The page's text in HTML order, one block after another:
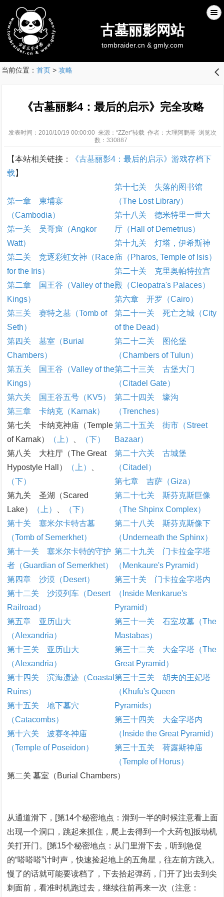
古墓丽影网站
tombraider.cn & gmly.com
当前位置： 首页> 攻略 󰊒
《古墓丽影4：最后的启示》完全攻略
发表时间：2010/10/19 00:00:00 来源：“ZZer”转载 作者：大理阿鹏哥 浏览次
数：330887
【本站相关链接：
《古墓丽影4：最后的启示》游戏存档下
载 】
第一章 柬埔寨
（Cambodia）
第一关 吴哥窟（Angkor
Watt）
第二关 竞逐彩虹女神（Race
for the Iris）
第二章 国王谷（Valley of the
Kings）
第三关 赛特之墓（Tomb of
Seth）
第四关 墓室（Burial
Chambers）
第五关 国王谷（Valley of the
Kings）
第六关 国王谷五号（KV5）
第三章 卡纳克（Karnak）
第七关 卡纳克神庙（Temple
of Karnak）
（上）
（下）
第八关 大柱厅（The Great
Hypostyle Hall）
（上）
（下）
第九关 圣湖（Scared
Lake）
（上）
（下）
第十关 塞米尔卡特古墓
（Tomb of Semerkhet）
第十一关 塞米尔卡特的守护
者（Guardian of Semerkhet）
第四章 沙漠（Desert）
第十二关 沙漠列车（Desert
Railroad）
第五章 亚历山大
（Alexandria）
第十三关 亚历山大
（Alexandria）
第十四关 滨海遗迹（Coastal
Ruins）
第十五关 地下墓穴
（Catacombs）
第十六关 波赛冬神庙
（Temple of Poseidon）
第十七关 失落的图书馆
（The Lost Library）
第十八关 德米特里一世大
厅（Hall of Demetrius）
第十九关 灯塔，伊希斯神
庙（Pharos, Temple of Isis）
第二十关 克里奥帕特拉宫
殿（Cleopatra's Palaces）
第六章 开罗（Cairo）
第二十一关 死亡之城（City
of the Dead）
第二十二关 图伦堡
（Chambers of Tulun）
第二十三关 古堡大门
（Citadel Gate）
第二十四关 壕沟
（Trenches）
第二十五关 街市（Street
Bazaar）
第二十六关 古城堡
（Citadel）
第七章 吉萨（Giza）
第二十七关 斯芬克斯巨像
（The Shpinx Complex）
第二十八关 斯芬克斯像下
（Underneath the Sphinx）
第二十九关 门卡拉金字塔
（Menkaure's Pyramid）
第三十关 门卡拉金字塔内
（Inside Menkarue's
Pyramid）
第三十一关 石室坟墓（The
Mastabas）
第三十二关 大金字塔（The
Great Pyramid）
第三十三关 胡夫的王妃塔
（Khufu's Queen
Pyramids）
第三十四关 大金字塔内
（Inside the Great Pyramid）
第三十五关 荷露斯神庙
（Temple of Horus）
第二关 墓室（Burial Chambers）
从通道滑下，[第14个秘密地点：滑到一半的时候注意看上面
出现一个洞口，跳起来抓住，爬上去得到一个大药包]扳动机
关打开门。[第15个秘密地点：从门里滑下去，听到急促
的“嗒嗒嗒”计时声，快速捡起地上的五角星，往左前方跳入,
慢了的话就可能要读档了，下去拾起弹药，门开了]出去到尖
刺面前，看准时机跑过去，继续往前再来一次（注意：